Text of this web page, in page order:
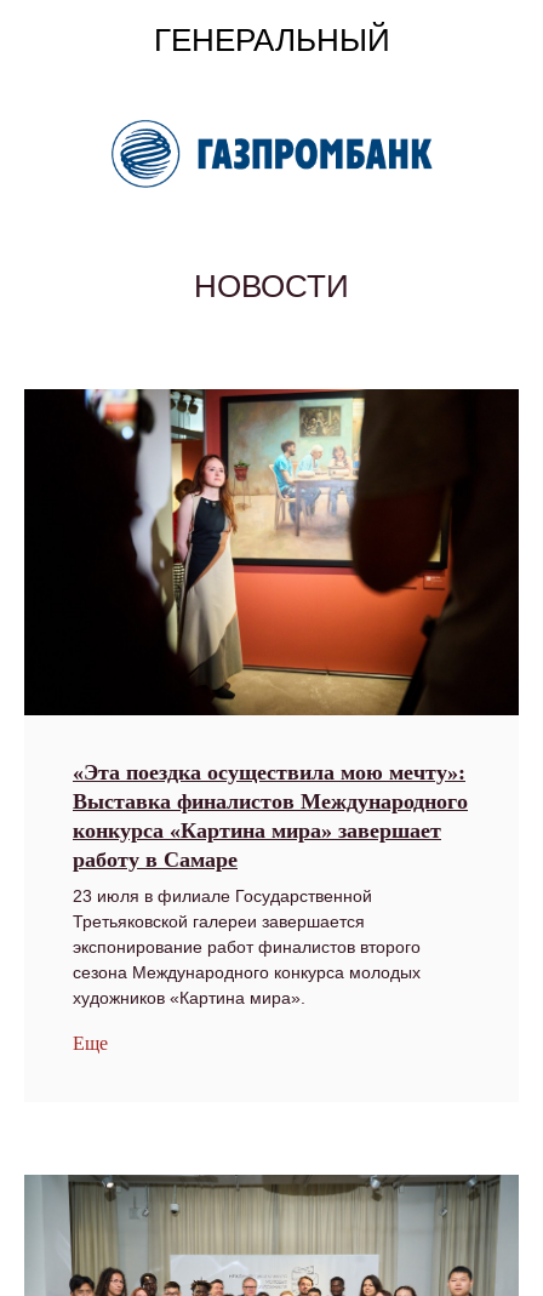
ГЕНЕРАЛЬНЫЙ
НОВОСТИ
«Эта поездка осуществила мою мечту»:
Выставка финалистов Международного
конкурса «Картина мира» завершает
работу в Самаре
23 июля в филиале Государственной
Третьяковской галереи завершается
экспонирование работ финалистов второго
сезона Международного конкурса молодых
художников «Картина мира».
Еще